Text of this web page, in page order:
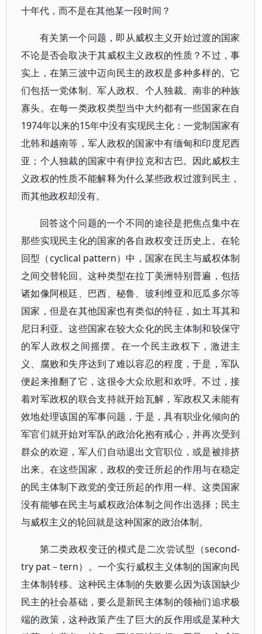
十年代，而不是在其他某一段时间？
有关第一个问题，即从威权主义开始过渡的国家
不论是否会取决于其威权主义政权的性质？不过，事
实上，在第三波中迈向民主的政权是多种多样的。它
们包括一党体制、军人政权、个人独裁、南非的种族
寡头。在每一类政权类型当中大约都有一些国家在自
1974年以来的15年中没有实现民主化：一党制国家有
北韩和越南等，军人政权的国家中有缅甸和印度尼西
亚；个人独裁的国家中有伊拉克和古巴。因此威权主
义政权的性质不能解释为什么某些政权过渡到民主，
而其他政权却没有。
回答这个问题的一个不同的途径是把焦点集中在
那些实现民主化的国家的各自政权变迁历史上。在轮
回型（cyclical pattern）中，国家在民主与威权体制
之间交替轮回。这种类型在拉丁美洲特别普遍，包括
诸如像阿根廷、巴西、秘鲁、玻利维亚和厄瓜多尔等
国家，但是在其他国家也有类似的特征，如土耳其和
尼日利亚。这些国家在较大众化的民主体制和较保守
的军人政权之间摇摆。在一个民主政权下，激进主
义、腐败和失序达到了难以容忍的程度，于是，军队
便起来推翻了它，这很令大众欣慰和欢呼。不过，接
着对军政权的联合支持就开始瓦解，军政权又未能有
效地处理该国的军事问题，于是，具有职业化倾向的
军官们就开始对军队的政治化抱有戒心，并再次受到
群众的欢迎，军人们自动退出文官职位，或是被排挤
出来。在这些国家，政权的变迁所起的作用与在稳定
的民主体制下政党的变迁所起的作用一样。这类国家
没有能够在民主与威权政治体制之间作出选择；民主
与威权主义的轮回就是这种国家的政治体制。
第二类政权变迁的模式是二次尝试型（second-
try pat－tern）。一个实行威权主义体制的国家向民
主体制转移。这种民主体制的失败要么因为该国缺少
民主的社会基础，要么是新民主体制的领袖们追求极
端的政策，这种政策产生了巨大的反作用或是某种大